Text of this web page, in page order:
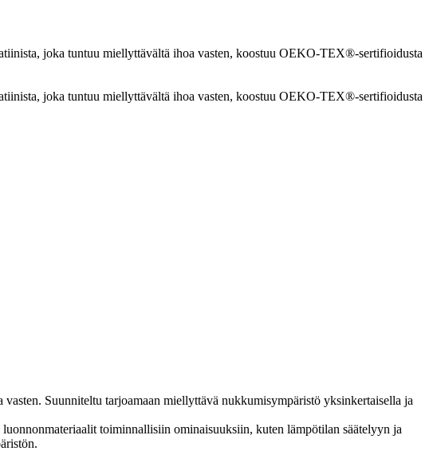
joka tuntuu miellyttävältä ihoa vasten, koostuu OEKO-TEX®-sertifioidusta
joka tuntuu miellyttävältä ihoa vasten, koostuu OEKO-TEX®-sertifioidusta
Suunniteltu tarjoamaan miellyttävä nukkumisympäristö yksinkertaisella ja
toiminnallisiin ominaisuuksiin, kuten lämpötilan säätelyyn ja